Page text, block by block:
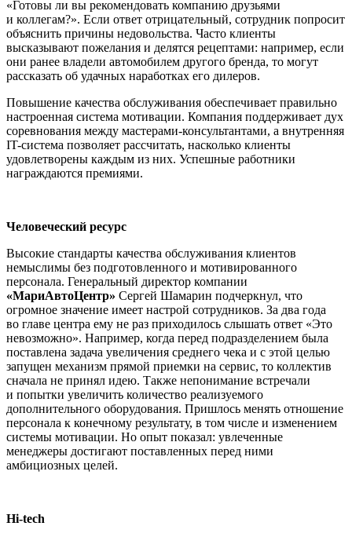
«Готовы ли вы рекомендовать компанию друзьями
и коллегам?». Если ответ отрицательный, сотрудник попросит
объяснить причины недовольства. Часто клиенты
высказывают пожелания и делятся рецептами: например, если
они ранее владели автомобилем другого бренда, то могут
рассказать об удачных наработках его дилеров.
Повышение качества обслуживания обеспечивает правильно
настроенная система мотивации. Компания поддерживает дух
соревнования между мастерами-консультантами, а внутренняя
IT-система позволяет рассчитать, насколько клиенты
удовлетворены каждым из них. Успешные работники
награждаются премиями.
Человеческий ресурс
Высокие стандарты качества обслуживания клиентов
немыслимы без подготовленного и мотивированного
персонала. Генеральный директор компании
«МариАвтоЦентр» Сергей Шамарин подчеркнул, что
огромное значение имеет настрой сотрудников. За два года
во главе центра ему не раз приходилось слышать ответ «Это
невозможно». Например, когда перед подразделением была
поставлена задача увеличения среднего чека и с этой целью
запущен механизм прямой приемки на сервис, то коллектив
сначала не принял идею. Также непонимание встречали
и попытки увеличить количество реализуемого
дополнительного оборудования. Пришлось менять отношение
персонала к конечному результату, в том числе и изменением
системы мотивации. Но опыт показал: увлеченные
менеджеры достигают поставленных перед ними
амбициозных целей.
Hi-tech